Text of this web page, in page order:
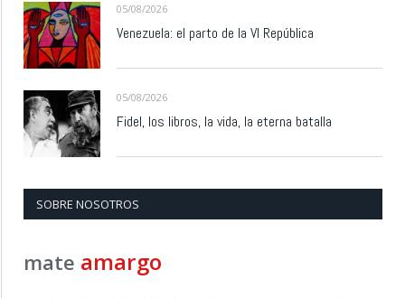
05/08/2026
Venezuela: el parto de la VI República
05/08/2026
Fidel, los libros, la vida, la eterna batalla
SOBRE NOSOTROS
mate amargo